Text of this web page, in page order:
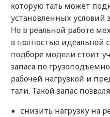
которую таль может
установленных условий
Но в реальной работе
в полностью идеальной
подборе модели стоит
запаса по
рабочей нагрузкой и
тали. Такой запас
снизить нагрузку на